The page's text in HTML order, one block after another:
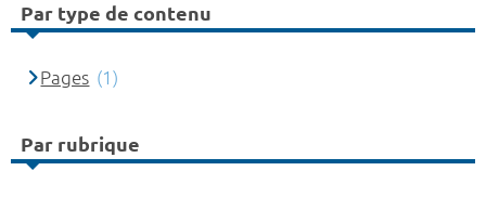
Par type de contenu
Pages (1)
Par rubrique